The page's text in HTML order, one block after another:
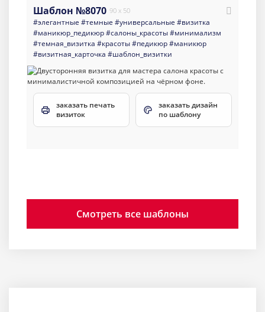
Шаблон №8070 90 x 50
#элегантные #темные #универсальные #визитка
#маникюр_педикюр#салоны_красоты#минимализм
#темная_визитка #красоты#педикюр#маникюр
#визитная_карточка #шаблон_визитки
заказать печать
визиток
заказать дизайн
по шаблону
Смотреть все шаблоны